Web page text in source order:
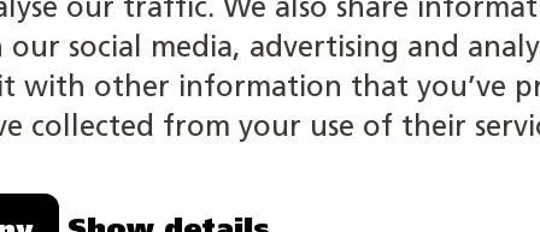
social media, advertising and
with other information that you’ve
collected from your use of their
maailmaan
jotain, ja jos, niin mielestäsi mitä? Vai onko